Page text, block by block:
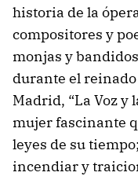
historia de la
compositores y
monjas y
durante el
Madrid, “La Voz y
mujer fascinante
leyes de su
incendiar y